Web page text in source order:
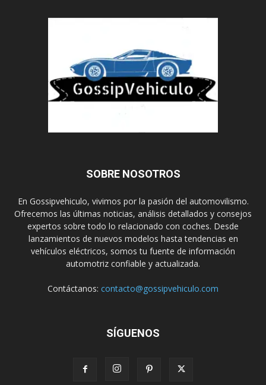
SOBRE NOSOTROS
En Gossipvehiculo, vivimos por la pasión del automovilismo.
Ofrecemos las últimas noticias, análisis detallados y consejos
expertos sobre todo lo relacionado con coches. Desde
lanzamientos de nuevos modelos hasta tendencias en
vehículos eléctricos, somos tu fuente de información
automotriz confiable y actualizada.
Contáctanos: contacto@gossipvehiculo.com
SÍGUENOS